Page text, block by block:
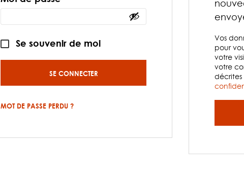
Se souvenir de moi
SE CONNECTER
MOT DE PASSE PERDU ?
Vos
pour
votre
votre